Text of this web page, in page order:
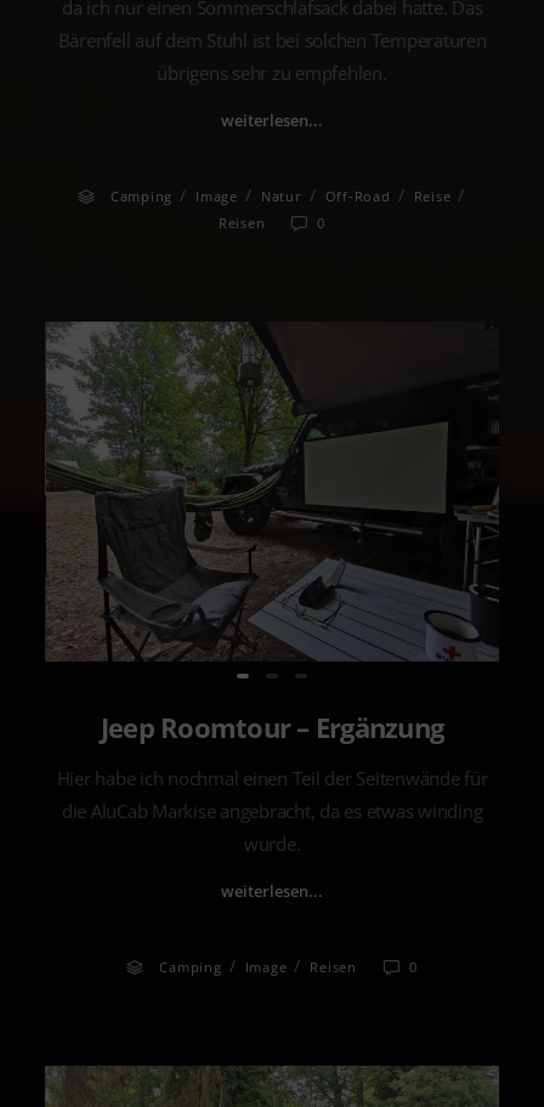
da ich nur einen Sommerschlafsack dabei hatte. Das
Bärenfell auf dem Stuhl ist bei solchen Temperaturen
übrigens sehr zu empfehlen.
weiterlesen...
Camping / Image / Natur / Off-Road / Reise /
Reisen 0
Jeep Roomtour – Ergänzung
Hier habe ich nochmal einen Teil der Seitenwände für
die AluCab Markise angebracht, da es etwas winding
wurde.
weiterlesen...
Camping / Image / Reisen 0